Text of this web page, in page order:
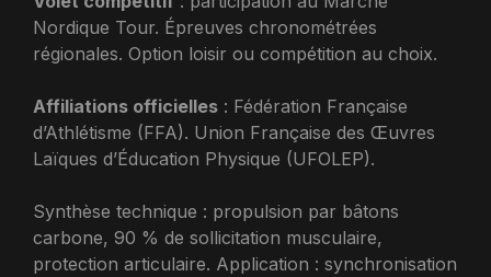
Nordique Tour. Épreuves chronométrées
régionales. Option loisir ou compétition au choix.
Affiliations officielles : Fédération Française
d’Athlétisme (FFA). Union Française des Œuvres
Laïques d’Éducation Physique (UFOLEP).
Synthèse technique : propulsion par bâtons
carbone, 90 % de sollicitation musculaire,
protection articulaire. Application : synchronisation